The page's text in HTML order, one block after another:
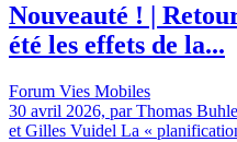
Nouveauté ! |
été les effets de la...
Forum Vies Mobiles
30 avril 2026, par Thomas
et Gilles Vuidel La «